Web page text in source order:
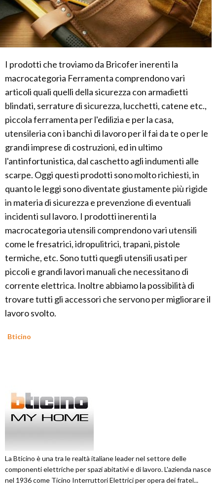
I prodotti che troviamo da Bricofer inerenti la
macrocategoria Ferramenta comprendono vari
articoli quali quelli della sicurezza con armadietti
blindati, serrature di sicurezza, lucchetti, catene etc.,
piccola ferramenta per l'edilizia e per la casa,
utensileria con i banchi di lavoro per il fai da te o per le
grandi imprese di costruzioni, ed in ultimo
l'antinfortunistica, dal caschetto agli indumenti alle
scarpe. Oggi questi prodotti sono molto richiesti, in
quanto le leggi sono diventate giustamente più rigide
in materia di sicurezza e prevenzione di eventuali
incidenti sul lavoro. I prodotti inerenti la
macrocategoria utensili comprendono vari utensili
come le fresatrici, idropulitrici, trapani, pistole
termiche, etc. Sono tutti quegli utensili usati per
piccoli e grandi lavori manuali che necessitano di
corrente elettrica. Inoltre abbiamo la possibilità di
trovare tutti gli accessori che servono per migliorare il
lavoro svolto.
Bticino
La Bticino è una tra le realtà italiane leader nel settore delle
componenti elettriche per spazi abitativi e di lavoro. L'azienda nasce
nel 1936 come Ticino Interruttori Elettrici per opera dei fratel...